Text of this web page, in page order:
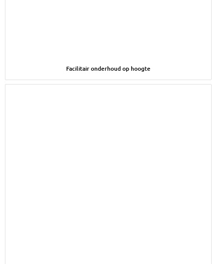
Facilitair onderhoud op hoogte